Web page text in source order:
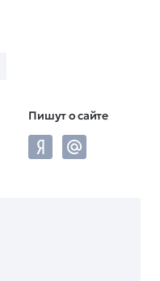
Пишут о сайте